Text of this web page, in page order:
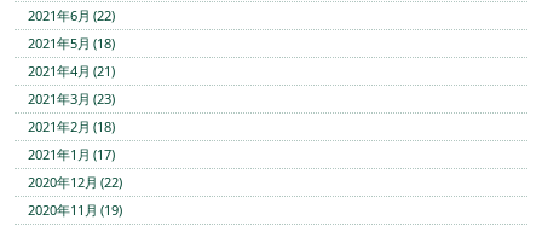
2021年6月 (22)
2021年5月 (18)
2021年4月 (21)
2021年3月 (23)
2021年2月 (18)
2021年1月 (17)
2020年12月 (22)
2020年11月 (19)